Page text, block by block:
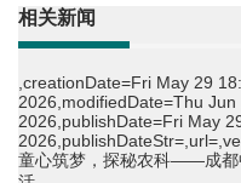
相关新闻
,creationDate=Fri May 29
2026,modifiedDate=Thu
2026,publishDate=Fri May
2026,publishDateStr=,url=
童心筑梦，探秘农科——成都